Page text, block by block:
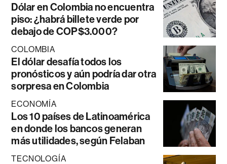
Dólar en Colombia no encuentra
piso: ¿habrá billete verde por
debajo de COP$3.000?
COLOMBIA
El dólar desafía todos los
pronósticos y aún podría dar otra
sorpresa en Colombia
ECONOMÍA
Los 10 países de Latinoamérica
en donde los bancos generan
más utilidades, según Felaban
TECNOLOGÍA